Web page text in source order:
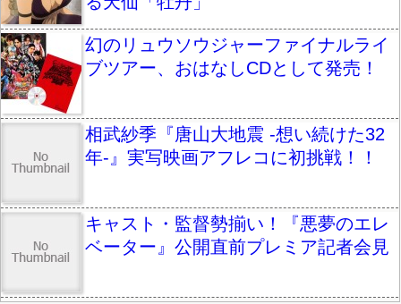
幻のリュウソウジャーファイナルライ
ブツアー、おはなしCDとして発売！
相武紗季『唐山大地震 -想い続けた32
年-』実写映画アフレコに初挑戦！！
キャスト・監督勢揃い！『悪夢のエレ
ベーター』公開直前プレミア記者会見